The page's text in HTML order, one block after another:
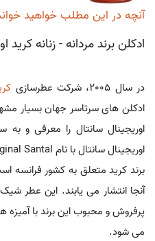
آنچه در این مطلب خواهید
ادکلن برند مردانه - زنانه کرید
در سال 2005، شرکت عطرسازی
ادکلن های سرتاسر جهان بسیار
اوریجینال سانتال را معرفی و
اوریجینال سانتال با نام Original Santal هم شناخته می شود.
برند کرید متعلق به کشور فرانسه
آنجا انتشار می یابند. این عطر
پرفروش و محبوب این برند با
می شود.